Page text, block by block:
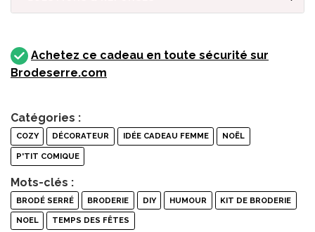
Achetez ce cadeau en toute sécurité sur
Brodeserre.com
Catégories :
COZY DÉCORATEUR IDÉE CADEAU FEMME NOËL
P'TIT COMIQUE
Mots-clés :
BRODÉ SERRÉ BRODERIE DIY HUMOUR KIT DE BRODERIE
NOEL TEMPS DES FÊTES